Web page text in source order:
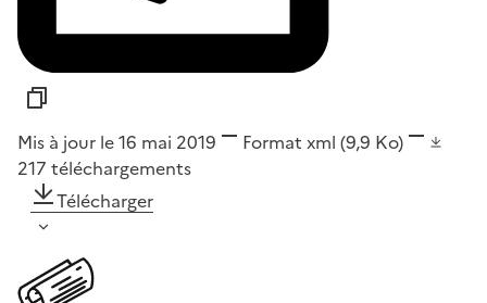
Mis à jour le 16 mai 2019 Format xml (9,9 Ko)
217 téléchargements
Télécharger